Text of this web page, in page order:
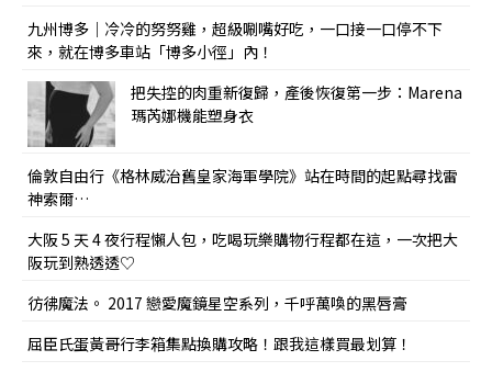
九州博多｜冷冷的努努雞，超級唰嘴好吃，一口接一口停不下
來，就在博多車站「博多小徑」內！
把失控的肉重新復歸，產後恢復第一步：Marena
瑪芮娜機能塑身衣
倫敦自由行《格林威治舊皇家海軍學院》站在時間的起點尋找雷
神索爾…
大阪 5 天 4 夜行程懶人包，吃喝玩樂購物行程都在這，一次把大
阪玩到熟透透♡
彷彿魔法。 2017 戀愛魔鏡星空系列，千呼萬喚的黑唇膏
屈臣氏蛋黃哥行李箱集點換購攻略！跟我這樣買最划算！